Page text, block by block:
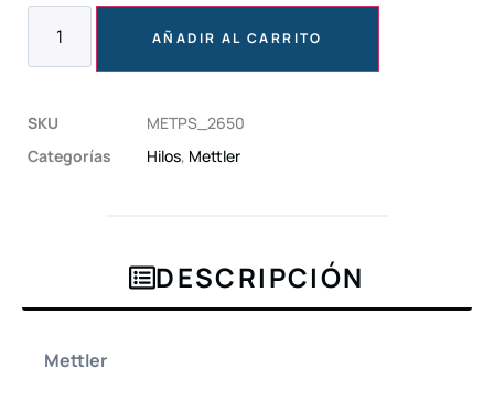
AÑADIR AL CARRITO
SKU
METPS_2650
Categorías
Hilos, Mettler
DESCRIPCIÓN
Mettler